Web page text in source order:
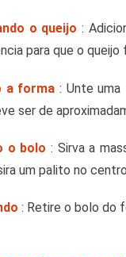
o queijo :
para que o
a forma : Unte uma
ser de
o bolo : Sirva a
um palito no
: Retire o bolo do